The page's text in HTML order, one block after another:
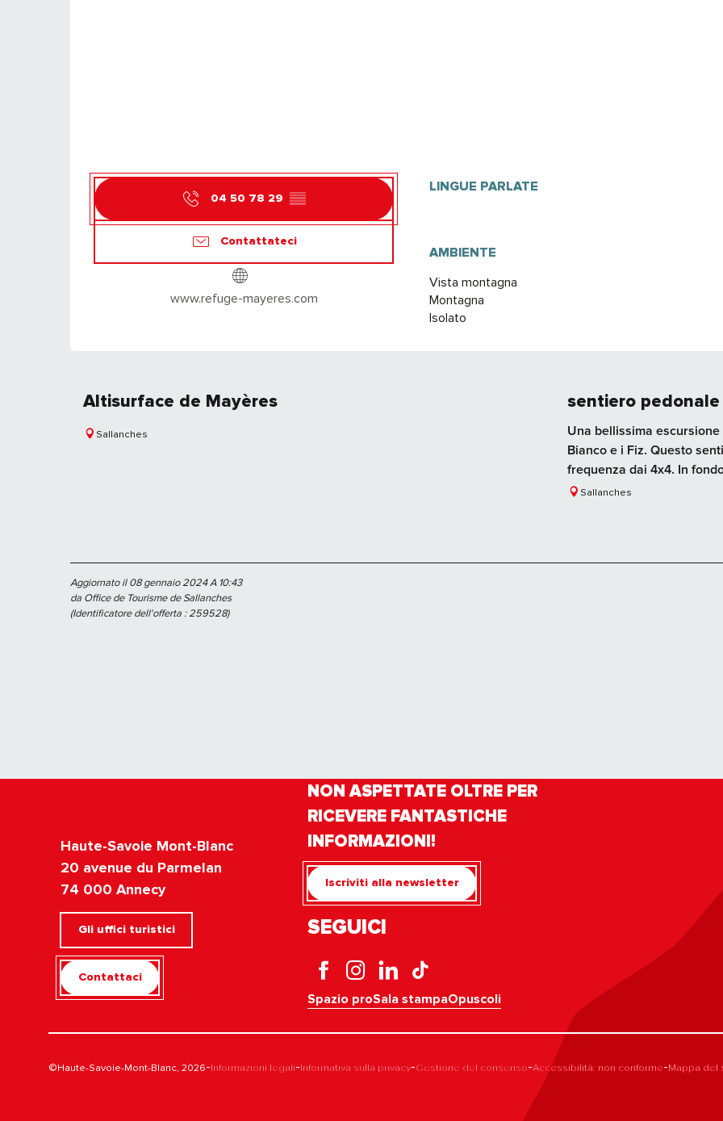
04 50 78 29 ▒▒
Contattateci
www.refuge-mayeres.com
LINGUE PARLATE
LINGUE PARLATE
AMBIENTE
AMBIENTE
Vista montagna
Montagna
Isolato
Altisurface de Mayères
Sallanches
sentiero
Una bellissima
Bianco e i Fiz. Questo
frequenza dai 4x4. In
Sallanches
Aggiornato il 08 gennaio 2024 A 10:43
da Office de Tourisme de Sallanches
(Identificatore dell'offerta :259528)
Haute-Savoie Mont-Blanc
20 avenue du Parmelan
74 000 Annecy
Gli uffici turistici
Contattaci
NON ASPETTATE OLTRE PER
RICEVERE FANTASTICHE
INFORMAZIONI!
Iscriviti alla newsletter
SEGUICI
Spazio proSala stampaOpuscoli
©Haute-Savoie-Mont-Blanc, 2026-Informazioni legali-Informativa sulla privacy-Gestione del consenso-Accessibilità: non conforme-Mappa del